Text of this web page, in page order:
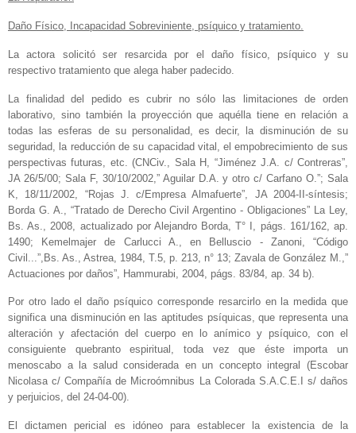
Daño Físico, Incapacidad Sobreviniente, psíquico y tratamiento.
La actora solicitó ser resarcida por el daño físico, psíquico y su
respectivo tratamiento que alega haber padecido.
La finalidad del pedido es cubrir no sólo las limitaciones de orden
laborativo, sino también la proyección que aquélla tiene en relación a
todas las esferas de su personalidad, es decir, la disminución de su
seguridad, la reducción de su capacidad vital, el empobrecimiento de sus
perspectivas futuras, etc. (CNCiv., Sala H, “Jiménez J.A. c/ Contreras”,
JA 26/5/00; Sala F, 30/10/2002,” Aguilar D.A. y otro c/ Carfano O.”; Sala
K, 18/11/2002, “Rojas J. c/Empresa Almafuerte”, JA 2004-II-síntesis;
Borda G. A., “Tratado de Derecho Civil Argentino - Obligaciones” La Ley,
Bs. As., 2008, actualizado por Alejandro Borda, T° I, págs. 161/162, ap.
1490; Kemelmajer de Carlucci A., en Belluscio - Zanoni, “Código
Civil...”,Bs. As., Astrea, 1984, T.5, p. 213, n° 13; Zavala de González M.,”
Actuaciones por daños”, Hammurabi, 2004, págs. 83/84, ap. 34 b).
Por otro lado el daño psíquico corresponde resarcirlo en la medida que
significa una disminución en las aptitudes psíquicas, que representa una
alteración y afectación del cuerpo en lo anímico y psíquico, con el
consiguiente quebranto espiritual, toda vez que éste importa un
menoscabo a la salud considerada en un concepto integral (Escobar
Nicolasa c/ Compañía de Microómnibus La Colorada S.A.C.E.I s/ daños
y perjuicios, del 24-04-00).
El dictamen pericial es idóneo para establecer la existencia de la